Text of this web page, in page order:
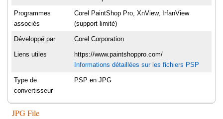
Programmes
associés
Corel PaintShop Pro, XnView, IrfanView
(support limité)
Développé par Corel Corporation
Liens utiles
https://www.paintshoppro.com/
Informations détaillées sur les fichiers PSP
Type de
convertisseur
PSP en JPG
JPG File